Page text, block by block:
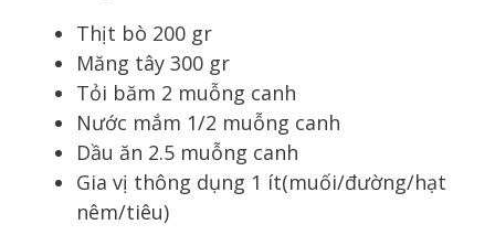
Thịt bò 200 gr
Măng tây 300 gr
Tỏi băm 2 muỗng canh
Nước mắm 1/2 muỗng canh
Dầu ăn 2.5 muỗng canh
Gia vị thông dụng 1 ít(muối/đường/hạt
nêm/tiêu)